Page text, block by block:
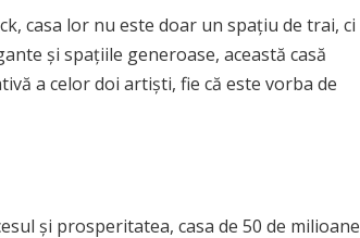
casa lor nu este doar un spațiu de trai, ci
și spațiile generoase, această casă
a celor doi artiști, fie că este vorba de
și prosperitatea, casa de 50 de milioane